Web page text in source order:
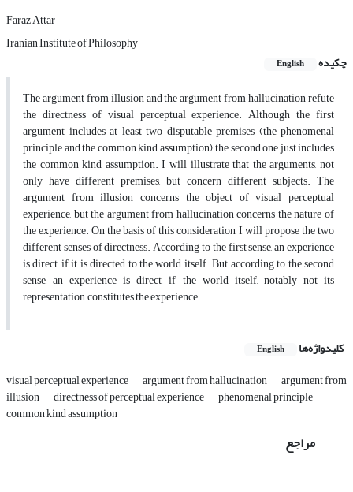
Faraz Attar
Iranian Institute of Philosophy
چکیده
English
The argument from illusion and the argument from hallucination refute
the directness of visual perceptual experience. Although the first
argument includes at least two disputable premises (the phenomenal
principle and the common kind assumption), the second one just includes
the common kind assumption. I will illustrate that the arguments, not
only have different premises, but concern different subjects. The
argument from illusion concerns the object of visual perceptual
experience, but the argument from hallucination concerns the nature of
the experience. On the basis of this consideration, I will propose the two
different senses of directness. According to the first sense, an experience
is direct, if it is directed to the world itself. But according to the second
sense, an experience is direct, if the world itself, notably not its
representation, constitutes the experience.
کلیدواژه‌ها English
visual perceptual experience argument from hallucination argument from
illusion directness of perceptual experience phenomenal principle
common kind assumption
مراجع